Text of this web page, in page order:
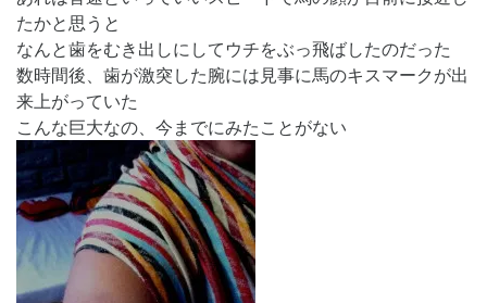
たかと思うと
なんと歯をむき出しにしてウチをぶっ飛ばしたのだった
数時間後、歯が激突した腕には見事に馬のキスマークが出
来上がっていた
こんな巨大なの、今までにみたことがない